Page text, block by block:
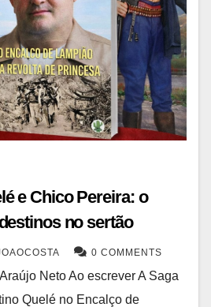
e Chico Pereira: o
no sertão
0 COMMENTS
Neto Ao escrever A Saga
Quelé no Encalço de